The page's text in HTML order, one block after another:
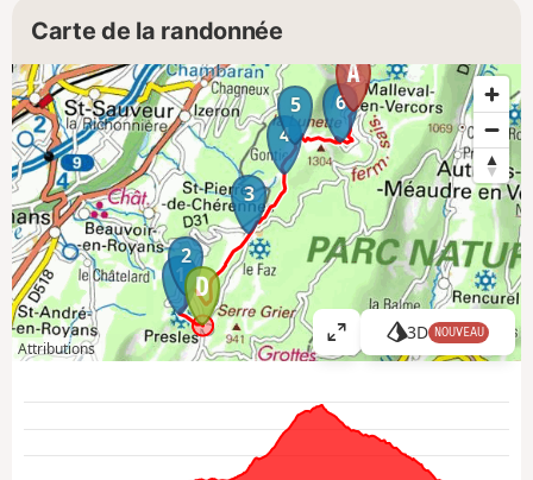
Carte de la randonnée
1
2
3
4
5 6
Attributions
A
ff
c
3D NOUVEAU